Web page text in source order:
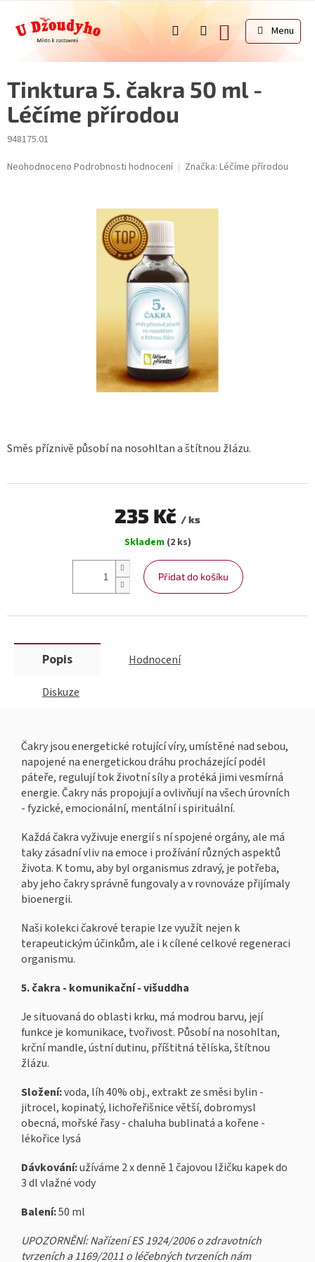
obsah
NÁKUPNÍ
KOŠÍK
Tinktura 5. čakra 50 ml -
Léčíme přírodou
948175.01
Průměrné
Neohodnoceno Podrobnosti hodnocení Značka: Léčíme přírodou
Směs příznivě působí na nosohltan a štítnou žlázu.
235 Kč / ks
cena:
Skladem (2 ks)
Přidat do košíku
Popis Hodnocení
Diskuze
Čakry jsou energetické rotující víry, umístěné nad sebou,
napojené na energetickou dráhu procházející podél
páteře, regulují tok životní síly a protéká jimi vesmírná
energie. Čakry nás propojují a ovlivňují na všech úrovních
- fyzické, emocionální, mentální i spirituální.
Každá čakra vyživuje energií s ní spojené orgány, ale má
taky zásadní vliv na emoce i prožívání různých aspektů
života. K tomu, aby byl organismus zdravý, je potřeba,
aby jeho čakry správně fungovaly a v rovnováze přijímaly
bioenergii.
Naši kolekci čakrové terapie lze využít nejen k
terapeutickým účinkům, ale i k cílené celkové regeneraci
organismu.
5. čakra - komunikační - višuddha
Je situovaná do oblasti krku, má modrou barvu, její
funkce je komunikace, tvořivost. Působí na nosohltan,
krční mandle, ústní dutinu, příštitná tělíska, štítnou
žlázu.
Složení:voda, líh 40% obj., extrakt ze směsi bylin -
jitrocel, kopinatý, lichořeřišnice větší, dobromysl
obecná, mořské řasy - chaluha bublinatá a kořene -
lékořice lysá
Dávkování:užíváme 2 x denně 1 čajovou lžičku kapek do
3 dl vlažné vody
Balení:50 ml
UPOZORNĚNÍ: Nařízení ES 1924/2006 o zdravotních
tvrzeních a 1169/2011 o léčebných tvrzeních nám